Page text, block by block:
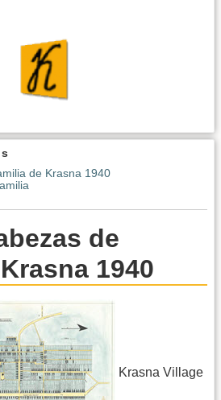
de Krasna 1940
de
1940
Krasna Village